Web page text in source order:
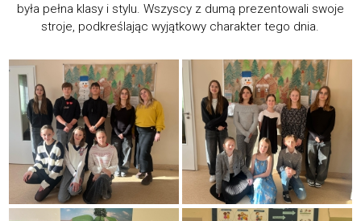
była pełna klasy i stylu. Wszyscy z dumą prezentowali swoje
stroje, podkreślając wyjątkowy charakter tego dnia.